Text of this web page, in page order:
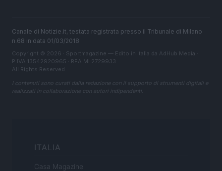
Canale di Notizie.it, testata registrata presso il Tribunale di Milano
n.68 in data 01/03/2018
Copyright © 2026 · Sportmagazine — Edito in Italia da AdHub Media
P.IVA 13542920965 · REA MI 2729933
All Rights Reserved
I contenuti sono curati dalla redazione con il supporto di strumenti digitali e
realizzati in collaborazione con autori indipendenti.
ITALIA
Casa Magazine